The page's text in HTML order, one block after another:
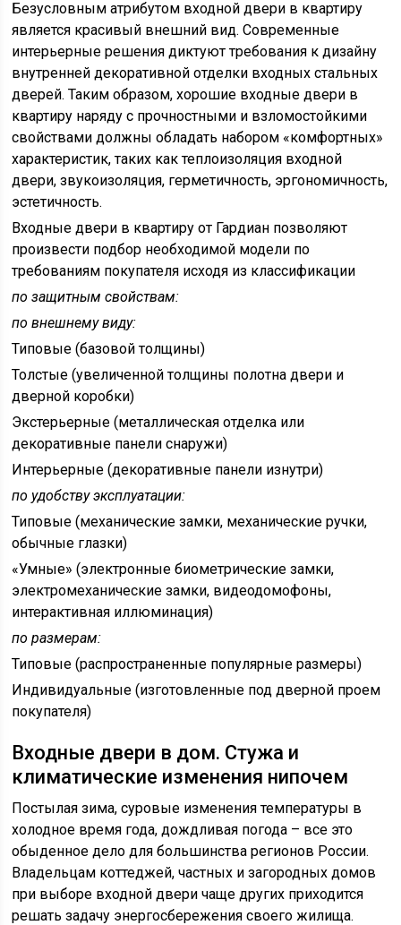
Безусловным атрибутом входной двери в квартиру
является красивый внешний вид. Современные
интерьерные решения диктуют требования к дизайну
внутренней декоративной отделки входных стальных
дверей. Таким образом, хорошие входные двери в
квартиру наряду с прочностными и взломостойкими
свойствами должны обладать набором «комфортных»
характеристик, таких как теплоизоляция входной
двери, звукоизоляция, герметичность, эргономичность,
эстетичность.
Входные двери в квартиру от Гардиан позволяют
произвести подбор необходимой модели по
требованиям покупателя исходя из классификации
по защитным свойствам:
по внешнему виду:
Типовые (базовой толщины)
Толстые (увеличенной толщины полотна двери и
дверной коробки)
Экстерьерные (металлическая отделка или
декоративные панели снаружи)
Интерьерные (декоративные панели изнутри)
по удобству эксплуатации:
Типовые (механические замки, механические ручки,
обычные глазки)
«Умные» (электронные биометрические замки,
электромеханические замки, видеодомофоны,
интерактивная иллюминация)
по размерам:
Типовые (распространенные популярные размеры)
Индивидуальные (изготовленные под дверной проем
покупателя)
Входные двери в дом. Стужа и
климатические изменения нипочем
Постылая зима, суровые изменения температуры в
холодное время года, дождливая погода – все это
обыденное дело для большинства регионов России.
Владельцам коттеджей, частных и загородных домов
при выборе входной двери чаще других приходится
решать задачу энергосбережения своего жилища.